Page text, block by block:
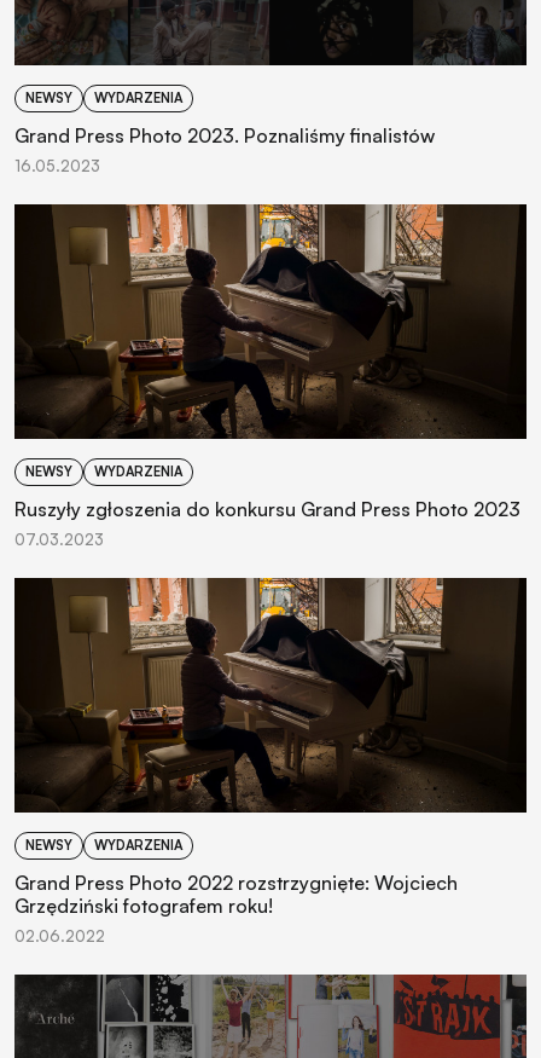
NEWSY WYDARZENIA
Grand Press Photo 2023. Poznaliśmy finalistów
16.05.2023
NEWSY WYDARZENIA
Ruszyły zgłoszenia do konkursu Grand Press Photo 2023
07.03.2023
NEWSY WYDARZENIA
Grand Press Photo 2022 rozstrzygnięte: Wojciech
Grzędziński fotografem roku!
02.06.2022